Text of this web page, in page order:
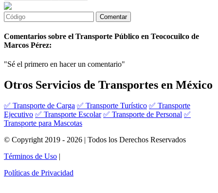
Comentarios sobre el Transporte Público en Teococuilco de
Marcos Pérez:
"Sé el primero en hacer un comentario"
Otros Servicios de Transportes en México
✅ Transporte de Carga ✅ Transporte Turístico ✅ Transporte
Ejecutivo ✅ Transporte Escolar ✅ Transporte de Personal ✅
Transporte para Mascotas
© Copyright 2019 - 2026 | Todos los Derechos Reservados
Términos de Uso |
Políticas de Privacidad